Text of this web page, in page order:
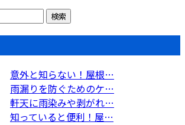
意外と知らない！屋根…
雨漏りを防ぐためのケ…
軒天に雨染みや剥がれ…
知っていると便利！屋…